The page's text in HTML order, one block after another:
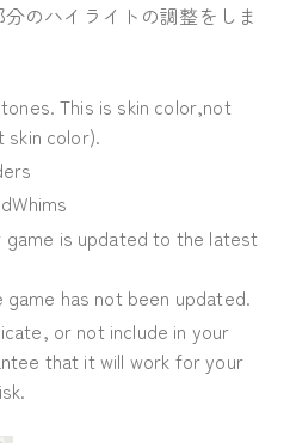
のハイライトの調整をしま
This is skin color,not
skin color).
game is updated to the latest
has not been updated.
or not include in your
that it will work for your